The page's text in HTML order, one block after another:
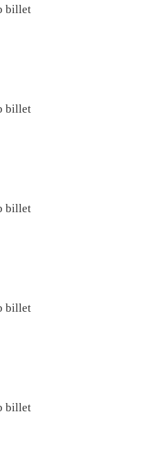
billet
billet
billet
billet
billet